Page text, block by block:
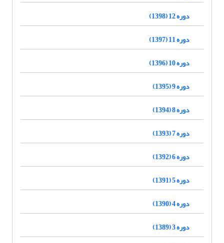
دوره 12 (1398)
دوره 11 (1397)
دوره 10 (1396)
دوره 9 (1395)
دوره 8 (1394)
دوره 7 (1393)
دوره 6 (1392)
دوره 5 (1391)
دوره 4 (1390)
دوره 3 (1389)